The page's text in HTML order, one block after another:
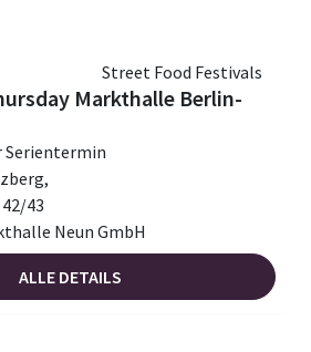
Street Food Festivals
Markthalle Berlin-
Serientermin
43
Neun GmbH
ALLE DETAILS